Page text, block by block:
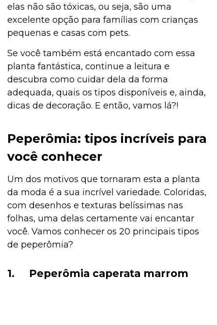
elas não são tóxicas, ou seja, são uma
excelente opção para famílias com crianças
pequenas e casas com pets.
Se você também está encantado com essa
planta fantástica, continue a leitura e
descubra como cuidar dela da forma
adequada, quais os tipos disponíveis e, ainda,
dicas de decoração. E então, vamos lá?!
Peperômia: tipos incríveis para
você conhecer
Um dos motivos que tornaram esta a planta
da moda é a sua incrível variedade. Coloridas,
com desenhos e texturas belíssimas nas
folhas, uma delas certamente vai encantar
você. Vamos conhecer os 20 principais tipos
de peperômia?
1. Peperômia caperata marrom